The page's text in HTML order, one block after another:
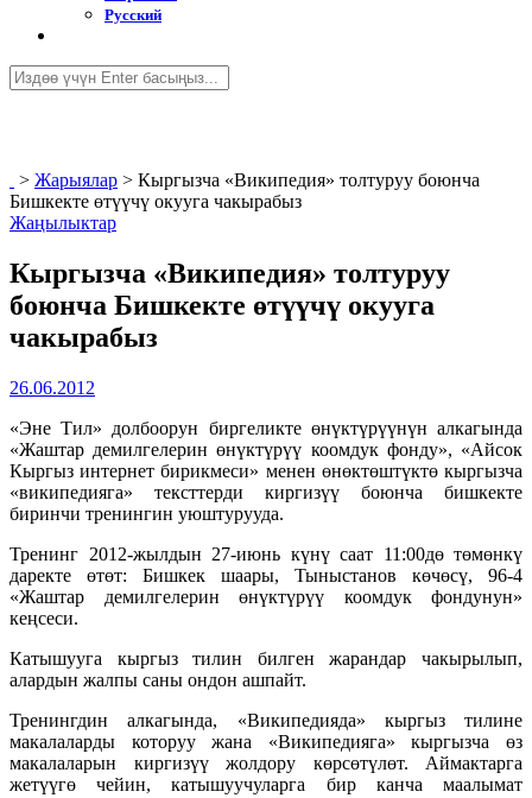
Русский
> Жарыялар > Кыргызча «Википедия» толтуруу боюнча
Бишкекте өтүүчү окууга чакырабыз
Жаңылыктар
Кыргызча «Википедия» толтуруу
боюнча Бишкекте өтүүчү окууга
чакырабыз
26.06.2012
«Эне Тил» долбоорун биргеликте өнүктүрүүнүн алкагында
«Жаштар демилгелерин өнүктүрүү коомдук фонду», «Айсок
Кыргыз интернет бирикмеси» менен өнөктөштүктө кыргызча
«википедияга» тексттерди киргизүү боюнча бишкекте
биринчи тренингин уюштурууда.
Тренинг 2012-жылдын 27-июнь күнү саат 11:00дө төмөнкү
даректе өтөт: Бишкек шаары, Тыныстанов көчөсү, 96-4
«Жаштар демилгелерин өнүктүрүү коомдук фондунун»
кеңсеси.
Катышууга кыргыз тилин билген жарандар чакырылып,
алардын жалпы саны ондон ашпайт.
Тренингдин алкагында, «Википедияда» кыргыз тилине
макалаларды которуу жана «Википедияга» кыргызча өз
макалаларын киргизүү жолдору көрсөтүлөт. Аймактарга
жетүүгө чейин, катышуучуларга бир канча маалымат